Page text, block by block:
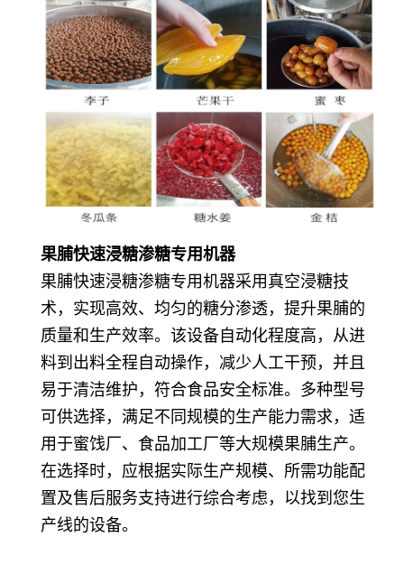
果脯快速浸糖渗糖专用机器
果脯快速浸糖渗糖专用机器采用真空浸糖技
术，实现高效、均匀的糖分渗透，提升果脯的
质量和生产效率。该设备自动化程度高，从进
料到出料全程自动操作，减少人工干预，并且
易于清洁维护，符合食品安全标准。多种型号
可供选择，满足不同规模的生产能力需求，适
用于蜜饯厂、食品加工厂等大规模果脯生产。
在选择时，应根据实际生产规模、所需功能配
置及售后服务支持进行综合考虑，以找到您生
产线的设备。